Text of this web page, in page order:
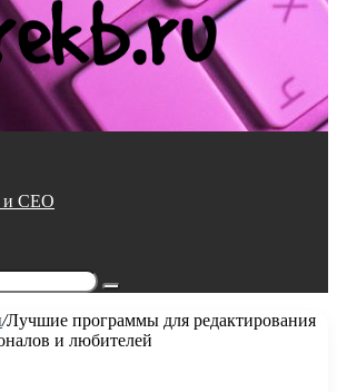
и СЕО
Поиск...
/Лучшие программы для редактирования
и любителей